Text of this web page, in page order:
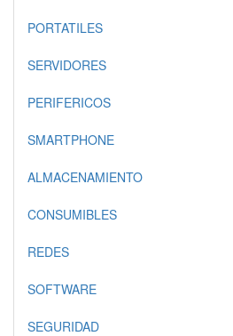
PORTATILES
SERVIDORES
PERIFERICOS
SMARTPHONE
ALMACENAMIENTO
CONSUMIBLES
REDES
SOFTWARE
SEGURIDAD